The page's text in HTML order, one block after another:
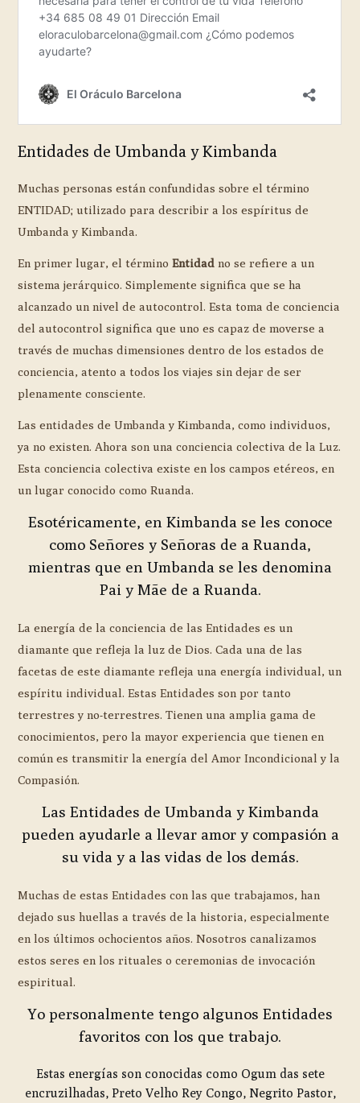
Entidades de Umbanda y Kimbanda
Muchas personas están confundidas sobre el término
ENTIDAD; utilizado para describir a los espíritus de
Umbanda y Kimbanda.
En primer lugar, el términoEntidad no se refiere a un
sistema jerárquico. Simplemente significa que se ha
alcanzado un nivel de autocontrol. Esta toma de conciencia
del autocontrol significa que uno es capaz de moverse a
través de muchas dimensiones dentro de los estados de
conciencia, atento a todos los viajes sin dejar de ser
plenamente consciente.
Las entidades de Umbanda y Kimbanda, como individuos,
ya no existen. Ahora son una conciencia colectiva de la Luz.
Esta conciencia colectiva existe en los campos etéreos, en
un lugar conocido como Ruanda.
Esotéricamente, en Kimbanda se les conoce
como Señores y Señoras de a Ruanda,
mientras que en Umbanda se les denomina
Pai y Mãe de a Ruanda.
La energía de la conciencia de las Entidades es un
diamante que refleja la luz de Dios. Cada una de las
facetas de este diamante refleja una energía individual, un
espíritu individual. Estas Entidades son por tanto
terrestres y no-terrestres. Tienen una amplia gama de
conocimientos, pero la mayor experiencia que tienen en
común es transmitir la energía del Amor Incondicional y la
Compasión.
Las Entidades de Umbanda y Kimbanda
pueden ayudarle a llevar amor y compasión a
su vida y a las vidas de los demás.
Muchas de estas Entidades con las que trabajamos, han
dejado sus huellas a través de la historia, especialmente
en los últimos ochocientos años. Nosotros canalizamos
estos seres en los rituales o ceremonias de invocación
espiritual.
Yo personalmente tengo algunos Entidades
favoritos con los que trabajo.
Estas energías son conocidas como Ogum das sete
encruzilhadas, Preto Velho Rey Congo, Negrito Pastor,